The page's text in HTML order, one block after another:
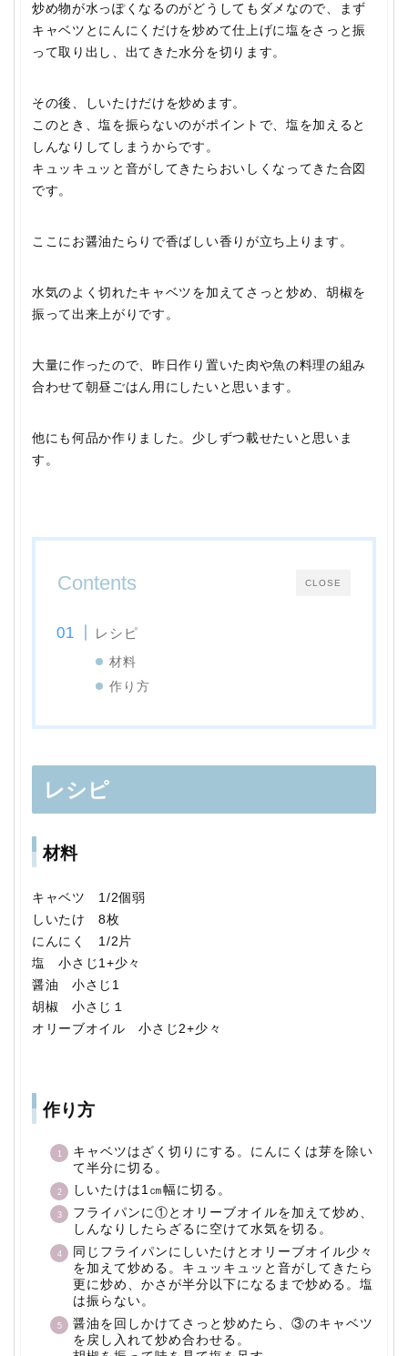
炒め物が水っぽくなるのがどうしてもダメなので、まず
キャベツとにんにくだけを炒めて仕上げに塩をさっと振
って取り出し、出てきた水分を切ります。
その後、しいたけだけを炒めます。
このとき、塩を振らないのがポイントで、塩を加えると
しんなりしてしまうからです。
キュッキュッと音がしてきたらおいしくなってきた合図
です。
ここにお醤油たらりで香ばしい香りが立ち上ります。
水気のよく切れたキャベツを加えてさっと炒め、胡椒を
振って出来上がりです。
大量に作ったので、昨日作り置いた肉や魚の料理の組み
合わせて朝昼ごはん用にしたいと思います。
他にも何品か作りました。少しずつ載せたいと思いま
す。
CLOSE
Contents
レシピ
材料
作り方
レシピ
材料
キャベツ 1/2個弱
しいたけ 8枚
にんにく 1/2片
塩 小さじ1+少々
醤油 小さじ1
胡椒 小さじ１
オリーブオイル 小さじ2+少々
作り方
キャベツはざく切りにする。にんにくは芽を除い
て半分に切る。
しいたけは1㎝幅に切る。
フライパンに①とオリーブオイルを加えて炒め、
しんなりしたらざるに空けて水気を切る。
同じフライパンにしいたけとオリーブオイル少々
を加えて炒める。キュッキュッと音がしてきたら
更に炒め、かさが半分以下になるまで炒める。塩
は振らない。
醤油を回しかけてさっと炒めたら、③のキャベツ
を戻し入れて炒め合わせる。